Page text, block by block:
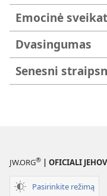
Emocinė
Dvasingumas
Senesni
JW.ORG® | OFICIALI
Pasirinkite režimą